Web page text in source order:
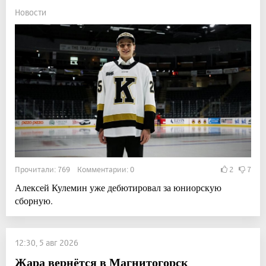
Новости
Прочитали: 769 Комментарии: 0 2 7
Алексей Кулемин уже дебютировал за юниорскую
сборную.
12:30, 5 авг 2026
Жара вернётся в Магнитогорск